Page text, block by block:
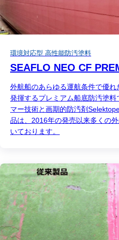
環境対応型 高性能防汚塗料
SEAFLO NEO CF
外航船のあらゆる運航条件で優
発揮するプレミアム船底防汚塗
マー技術と画期的防汚剤
品は、2016年の発売以来多くの
いております。